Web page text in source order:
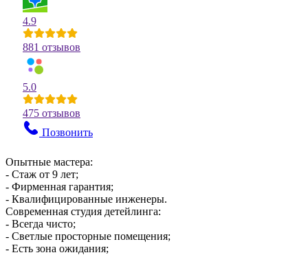
4.9
881 отзывов
5.0
475 отзывов
Позвонить
Опытные мастера:
- Стаж от 9 лет;
- Фирменная гарантия;
- Квалифицированные инженеры.
Современная студия детейлинга:
- Всегда чисто;
- Светлые просторные помещения;
- Есть зона ожидания;